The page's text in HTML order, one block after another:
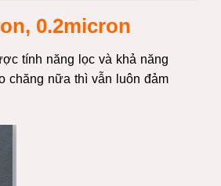
0.2micron
tính năng lọc và khả năng
chăng nữa thì vẫn luôn đảm